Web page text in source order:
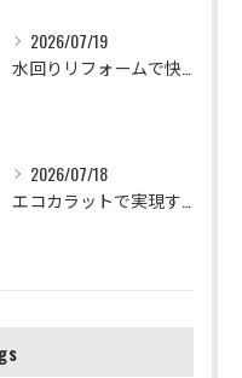
2026/07/19
2026/07/18